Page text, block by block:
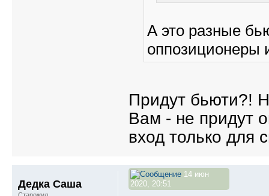
А это разные
оппозиционеры
Придут бьюти?!
Вам - не придут
вход только для
14 июн
2020, 20:51
Дедка Саша